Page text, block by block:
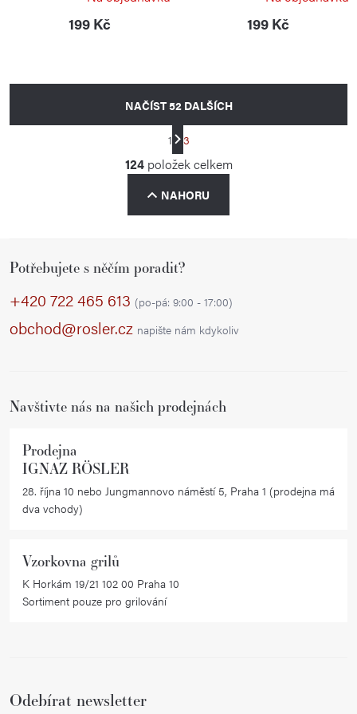
199 Kč 199 Kč
O
v
l
á
a
í
p
y
i
NAČÍST 52 DALŠÍCH
S
t
r
á
v
n
1 3
124položek celkem
NAHORU
Potřebujete s něčím poradit?
+420 722 465 613 (po-pá: 9:00 - 17:00)
obchod@rosler.cz napište nám kdykoliv
Navštivte nás na našich prodejnách
Prodejna
IGNAZ RÖSLER
28. října 10 nebo Jungmannovo náměstí 5, Praha 1 (prodejna má
dva vchody)
Vzorkovna grilů
K Horkám 19/21 102 00 Praha 10
Sortiment pouze pro grilování
Odebírat newsletter